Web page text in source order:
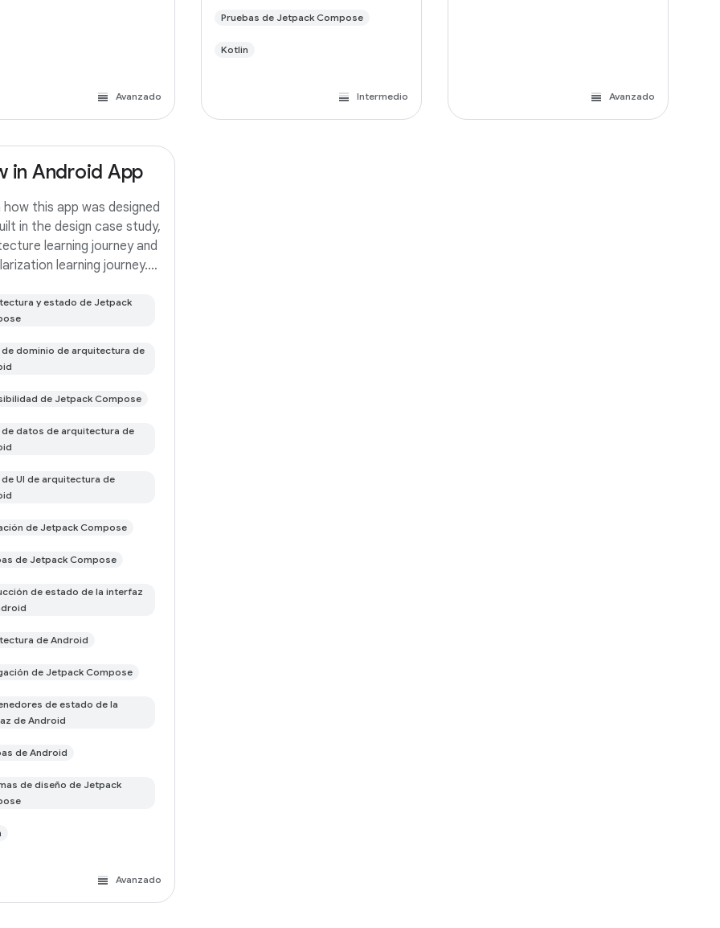
Avanzado
Pruebas de Jetpack Compose
Kotlin
Intermedio Avanzado
in Android App
how this app was designed
in the design case study,
learning journey and
learning journey.
Android app. It is a work in
🚧. Now in Android is a
y estado de Jetpack
de dominio de arquitectura de
de Jetpack Compose
de datos de arquitectura de
UI de arquitectura de
de Jetpack Compose
de Jetpack Compose
de estado de la interfaz
de Android
de Jetpack Compose
de estado de la
de Android
de Android
de diseño de Jetpack
Avanzado